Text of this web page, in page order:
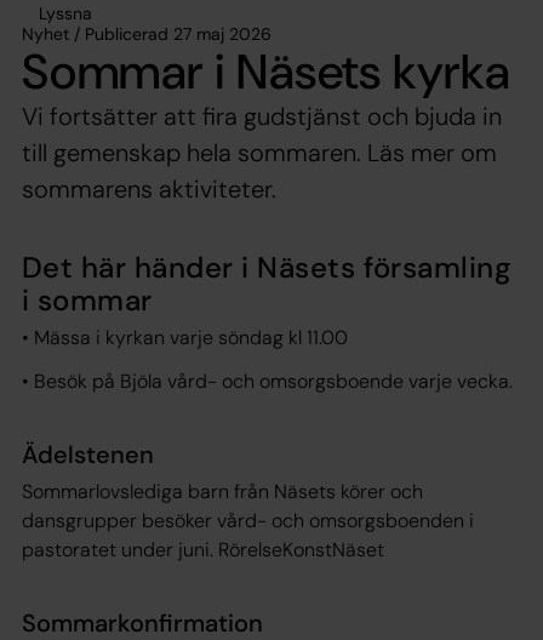
Lyssna
Nyhet / Publicerad 27 maj 2026
Sommar i Näsets kyrka
Vi fortsätter att fira gudstjänst och bjuda in
till gemenskap hela sommaren. Läs mer om
sommarens aktiviteter.
Det här händer i Näsets församling
i sommar
• Mässa i kyrkan varje söndag kl 11.00
• Besök på Bjöla vård- och omsorgsboende varje vecka.
Ädelstenen
Sommarlovslediga barn från Näsets körer och
dansgrupper besöker vård- och omsorgsboenden i
pastoratet under juni. RörelseKonstNäset
Sommarkonfirmation